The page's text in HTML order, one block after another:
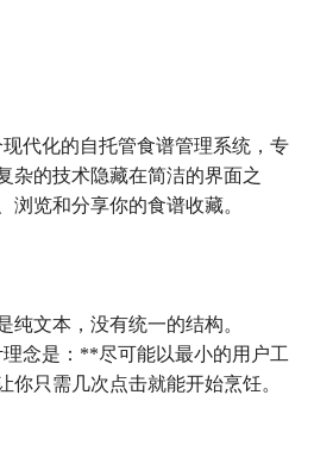
现代化的自托管食谱管理系统，专
杂的技术隐藏在简洁的界面之
浏览和分享你的食谱收藏。
纯文本，没有统一的结构。
理念是：**尽可能以最小的用户工
只需几次点击就能开始烹饪。